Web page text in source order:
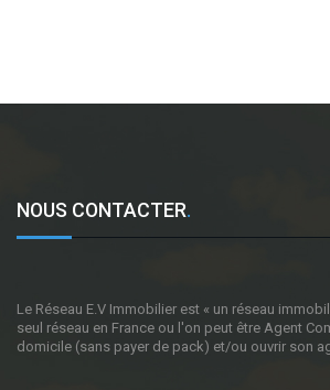
NOUS CONTACTER.
Le Réseau E.V Immobilier est « un réseau
seul réseau en France ou l'on peut être Agent
domicile (sans payer de pack) et/ou ouvrir son